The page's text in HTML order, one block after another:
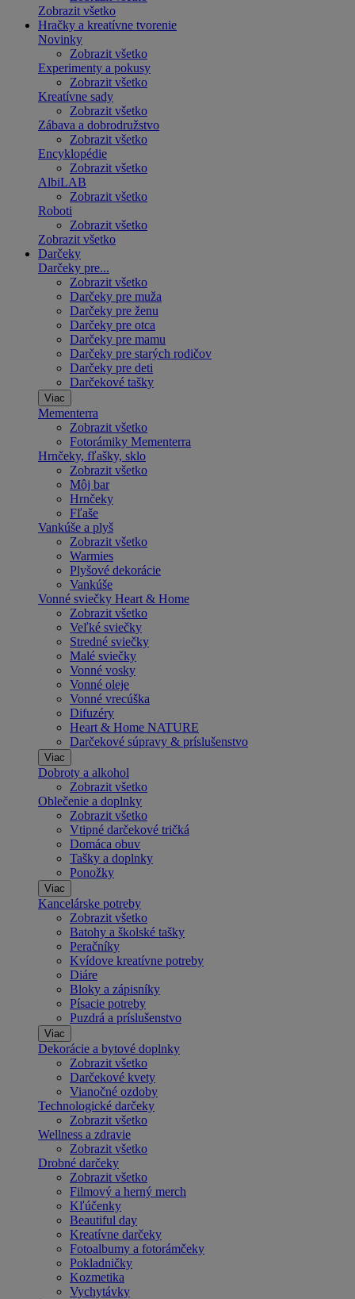
Zobrazit všetko
Hračky a kreatívne tvorenie
Novinky
Zobrazit všetko
Experimenty a pokusy
Zobrazit všetko
Kreatívne sady
Zobrazit všetko
Zábava a dobrodružstvo
Zobrazit všetko
Encyklopédie
Zobrazit všetko
AlbiLAB
Zobrazit všetko
Roboti
Zobrazit všetko
Zobrazit všetko
Darčeky
Darčeky pre...
Zobrazit všetko
Darčeky pre muža
Darčeky pre ženu
Darčeky pre otca
Darčeky pre mamu
Darčeky pre starých rodičov
Darčeky pre deti
Darčekové tašky
Viac
Mementerra
Zobrazit všetko
Fotorámiky Mementerra
Hrnčeky, fľašky, sklo
Zobrazit všetko
Môj bar
Hrnčeky
Fľaše
Vankúše a plyš
Zobrazit všetko
Warmies
Plyšové dekorácie
Vankúše
Vonné sviečky Heart & Home
Zobrazit všetko
Veľké sviečky
Stredné sviečky
Malé sviečky
Vonné vosky
Vonné oleje
Vonné vrecúška
Difuzéry
Heart & Home NATURE
Darčekové súpravy & príslušenstvo
Viac
Dobroty a alkohol
Zobrazit všetko
Oblečenie a doplnky
Zobrazit všetko
Vtipné darčekové tričká
Domáca obuv
Tašky a doplnky
Ponožky
Viac
Kancelárske potreby
Zobrazit všetko
Batohy a školské tašky
Peračníky
Kvídove kreatívne potreby
Diáre
Bloky a zápisníky
Písacie potreby
Puzdrá a príslušenstvo
Viac
Dekorácie a bytové doplnky
Zobrazit všetko
Darčekové kvety
Vianočné ozdoby
Technologické darčeky
Zobrazit všetko
Wellness a zdravie
Zobrazit všetko
Drobné darčeky
Zobrazit všetko
Filmový a herný merch
Kľúčenky
Beautiful day
Kreatívne darčeky
Fotoalbumy a fotorámčeky
Pokladničky
Kozmetika
Vychytávky